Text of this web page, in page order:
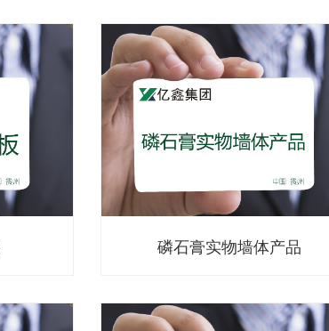
磷石膏实物墙体产品